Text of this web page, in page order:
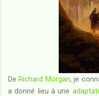
DeRichard Morgan, je
a donné lieu à une